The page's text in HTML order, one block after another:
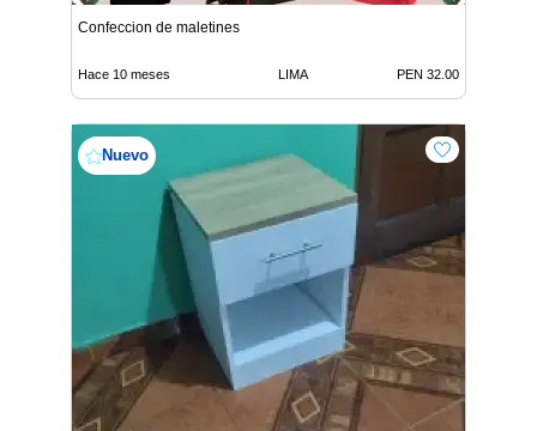
Confeccion de maletines
Hace 10 meses LIMA PEN 32.00
Nuevo